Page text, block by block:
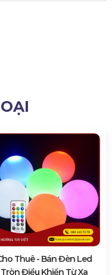
Thuê - Bán Đèn Led
Tròn Điều Khiển Từ Xa